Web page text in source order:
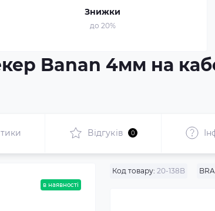
Знижки
до 20%
Banan 4мм на
Відгуків 0
в наявності
Код товару: 20-138B